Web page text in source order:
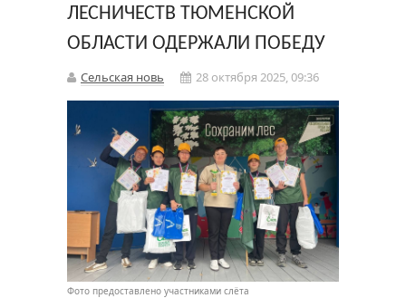
ЛЕСНИЧЕСТВ ТЮМЕНСКОЙ
ОБЛАСТИ ОДЕРЖАЛИ ПОБЕДУ
Сельская новь 28 октября 2025, 09:36
Фото предоставлено участниками слёта